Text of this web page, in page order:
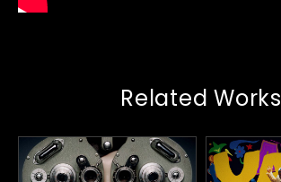
Related Works